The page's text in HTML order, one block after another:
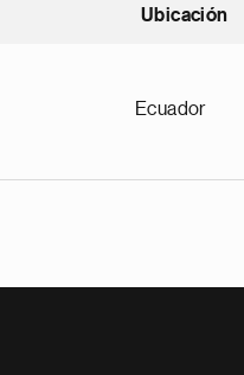
Ubicación
Ecuador